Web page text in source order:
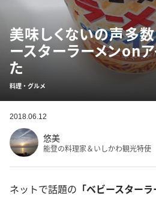
美味しくないの声多
ースターラーメンon
た
料理・グルメ
2018.06.12
悠美
能登の料理家＆いしかわ観光特使
ネットで話題の 「ベビースター